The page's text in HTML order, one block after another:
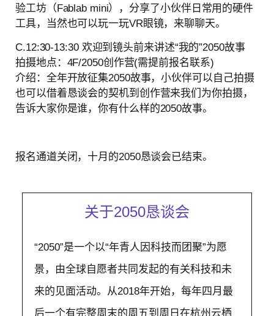
验工坊（Fablab mini），分享了小伙伴日常用的硬件
工具，当然也可以玩一玩VR眼镜，来聊聊天。
C.12:30-13:30 欢迎到镜头前来讲述“我的”2050故事
拍摄地点：4F/2050创作营(需提前报名联系)
介绍：全年开放征集2050故事，小伙伴可以自己拍摄
也可以借着恳谈会的契机到创作营来我们为你拍摄，
告诉大家你是谁，你有什么样的2050故事。
报名通道关闭，十月的2050恳谈会已结束。
关于2050恳谈会
“2050”是一个以“年青人因科技而团聚”为愿
景，由全球自愿者共同发起的有关科技和未
来的见面活动。从2018年开始，每年四月最
后一个有完整周末的周五到周日在杭州云栖